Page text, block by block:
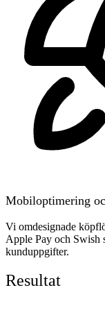
Mobiloptimering
Vi omdesignade
Apple Pay och Swish
kunduppgifter.
Resultat